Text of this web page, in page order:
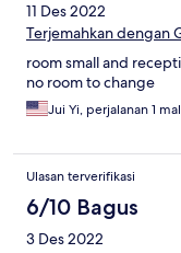
11 Des 2022
Terjemahkan dengan
room small and
no room to change
Jui Yi, perjalanan 1
Ulasan terverifikasi
6/10 Bagus
3 Des 2022